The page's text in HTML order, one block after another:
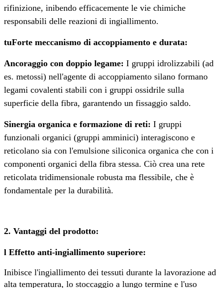
rifinizione, inibendo efficacemente le vie chimiche
responsabili delle reazioni di ingiallimento.
tuForte meccanismo di accoppiamento e durata:
Ancoraggio con doppio legame: I gruppi idrolizzabili (ad
es. metossi) nell'agente di accoppiamento silano formano
legami covalenti stabili con i gruppi ossidrile sulla
superficie della fibra, garantendo un fissaggio saldo.
Sinergia organica e formazione di reti: I gruppi
funzionali organici (gruppi amminici) interagiscono e
reticolano sia con l'emulsione siliconica organica che con i
componenti organici della fibra stessa. Ciò crea una rete
reticolata tridimensionale robusta ma flessibile, che è
fondamentale per la durabilità.
2. Vantaggi del prodotto:
l Effetto anti-ingiallimento superiore:
Inibisce l'ingiallimento dei tessuti durante la lavorazione ad
alta temperatura, lo stoccaggio a lungo termine e l'uso